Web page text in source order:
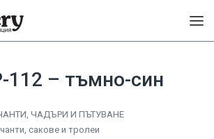
112 – тъмно-син
ЧАДЪРИ И ПЪТУВАНЕ
сакове и тролеи